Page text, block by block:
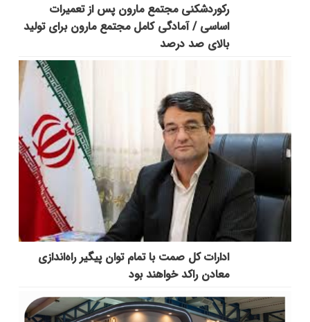
رکوردشکنی مجتمع مارون پس از تعمیرات
اساسی / آمادگی کامل مجتمع مارون برای تولید
بالای صد درصد
ادارات کل صمت با تمام توان پیگیر راه‌اندازی
معادن راکد خواهند بود